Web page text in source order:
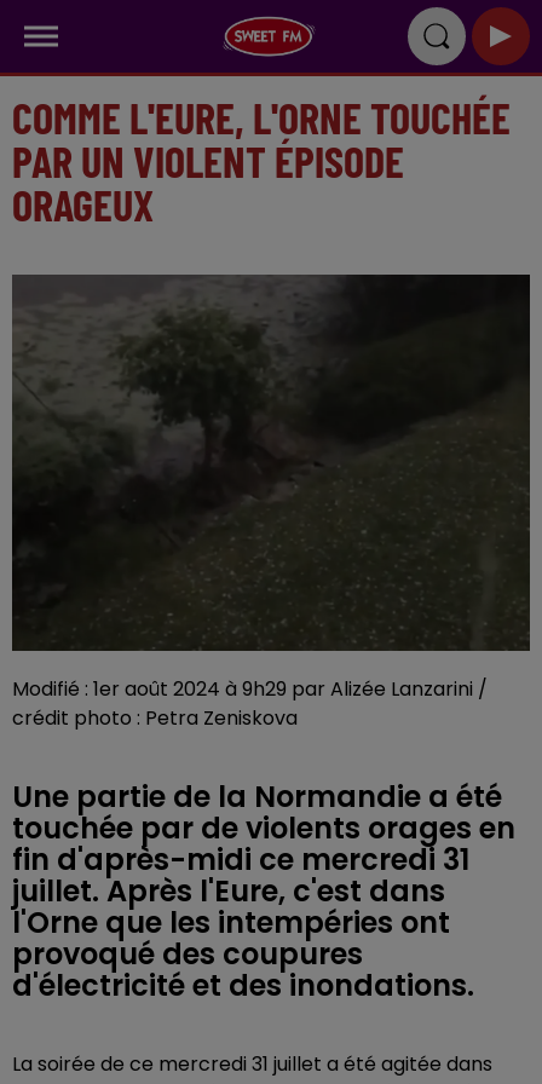
COMME L'EURE, L'ORNE TOUCHÉE
PAR UN VIOLENT ÉPISODE
ORAGEUX
Modifié : 1er août 2024 à 9h29 par Alizée Lanzarini /
crédit photo : Petra Zeniskova
Une partie de la Normandie a été
touchée par de violents orages en
fin d'après-midi ce mercredi 31
juillet. Après l'Eure, c'est dans
l'Orne que les intempéries ont
provoqué des coupures
d'électricité et des inondations.
La soirée de ce mercredi 31 juillet a été agitée dans